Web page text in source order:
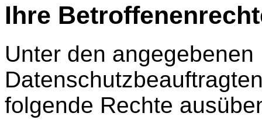
Ihre
Unter den
folgende Rechte